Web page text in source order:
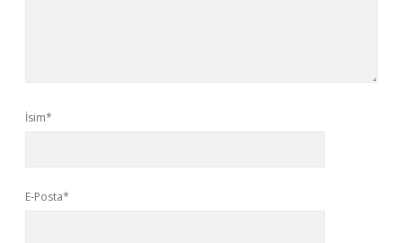
İsim*
E-Posta*